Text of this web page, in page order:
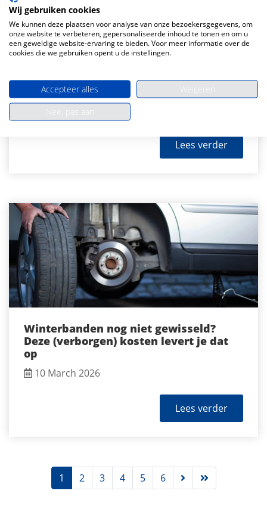
Met Pasen naar België? Deze fout kost
je 150 euro!
Lees verder
Winterbanden nog niet gewisseld?
Deze (verborgen) kosten levert je dat
op
10 March 2026
Lees verder
1 2 3 4 5 6
Wij gebruiken cookies
We kunnen deze plaatsen voor analyse van onze bezoekersgegevens, om
onze website te verbeteren, gepersonaliseerde inhoud te tonen en om u
een geweldige website-ervaring te bieden. Voor meer informatie over de
cookies die we gebruiken opent u de instellingen.
Accepteer alles
Nee, pas aan